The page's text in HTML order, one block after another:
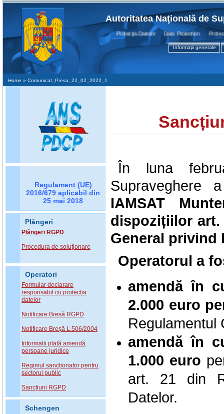
Autoritatea Naţională de
Protecţia Datelor Data Protection Protection
Informaţii generale
Home » Comunicat_Presa_22_02_2022_1
Regulament (UE)
2016/679 aplicabil din
25 mai 2018
Plângeri
Plângeri RGPD
Procedura de soluționare
Operatori
Formular declarare
responsabil cu protecția
datelor
Notificare Breșă RGPD
Notificare Breșă L.506/2004
Informații plată amendă
persoane juridice
Regimul sancționator pentru
sectorul public
Sancțiuni RGPD
Schengen
În luna
Supraveghere
IAMSAT
dispozițiilor art.
General privind
Operatorul a
amendă în
2.000 euro
Regulamentul
amendă în
1.000 euro
art. 21 din
Datelor.